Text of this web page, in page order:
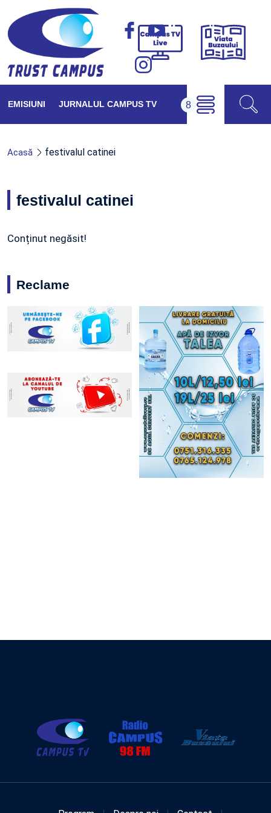
Campus
Viața
EMISIUNI JURNALUL CAMPUS TV
Acasă festivalul catinei
festivalul catinei
Conținut negăsit!
Reclame